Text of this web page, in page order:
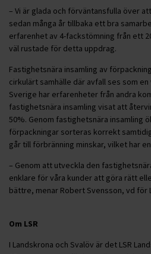
– Vi är glada och förväntansfulla över
sedan många år tillbaka ett bra
erfarenhet av 4-fackstömning från ett
väl rustade för detta uppdrag.
Fastighetsnära insamling av
cirkulärt samhälle där avfall ses som
Sverige har erfarenheter från andra
fastighetsnära insamling visat att
50%. Genom fastighetsnära insamling
förpackningar sorteras korrekt
går till förbränning minskar, vilket har
– Genom att utveckla den
enklare för våra kunder att göra rätt
bättre, menar Robert Svensson, vd för
Om LSR
I Landskrona och Svalöv är det LSR